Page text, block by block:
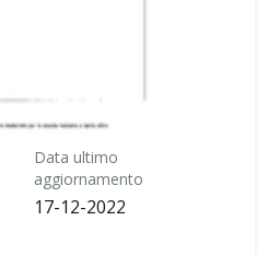
Data ultimo
aggiornamento
17-12-2022